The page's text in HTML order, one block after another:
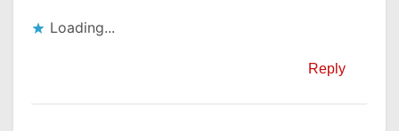
Loading...
Reply